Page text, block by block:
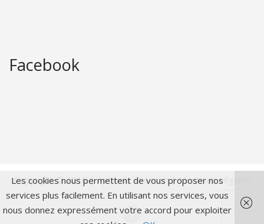
Facebook
Copyright © 2016 |Aptitude Création|Mentions Légales
Les cookies nous permettent de vous proposer nos
services plus facilement. En utilisant nos services, vous
nous donnez expressément votre accord pour exploiter